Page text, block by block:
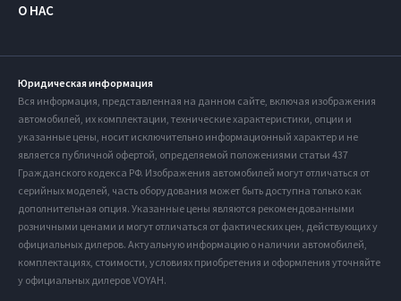
О НАС
Юридическая информация
Вся информация, представленная на данном сайте, включая изображения
автомобилей, их комплектации, технические характеристики, опции и
указанные цены, носит исключительно информационный характер и не
является публичной офертой, определяемой положениями статьи 437
Гражданского кодекса РФ. Изображения автомобилей могут отличаться от
серийных моделей, часть оборудования может быть доступна только как
дополнительная опция. Указанные цены являются рекомендованными
розничными ценами и могут отличаться от фактических цен, действующих у
официальных дилеров. Актуальную информацию о наличии автомобилей,
комплектациях, стоимости, условиях приобретения и оформления уточняйте
у официальных дилеров VOYAH.